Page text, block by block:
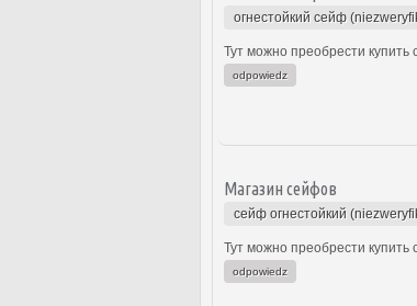
огнестойкий сейф
Тут можно преобрести
odpowiedz
Магазин сейфов
сейф огнестойкий
Тут можно преобрести
odpowiedz